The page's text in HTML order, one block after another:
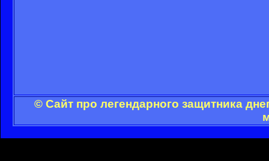
© Сайт про легендарного защитника